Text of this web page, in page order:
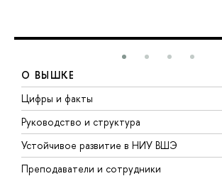
О ВЫШКЕ
Цифры и факты
Руководство и структура
Устойчивое развитие в НИУ ВШЭ
Преподаватели и сотрудники